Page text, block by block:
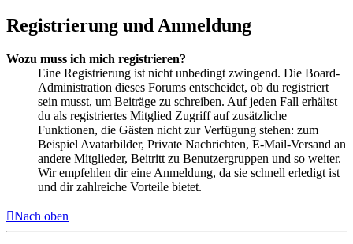
Registrierung und Anmeldung
Wozu muss ich mich registrieren?
Eine Registrierung ist nicht unbedingt zwingend. Die Board-
Administration dieses Forums entscheidet, ob du registriert
sein musst, um Beiträge zu schreiben. Auf jeden Fall erhältst
du als registriertes Mitglied Zugriff auf zusätzliche
Funktionen, die Gästen nicht zur Verfügung stehen: zum
Beispiel Avatarbilder, Private Nachrichten, E-Mail-Versand an
andere Mitglieder, Beitritt zu Benutzergruppen und so weiter.
Wir empfehlen dir eine Anmeldung, da sie schnell erledigt ist
und dir zahlreiche Vorteile bietet.
Nach oben